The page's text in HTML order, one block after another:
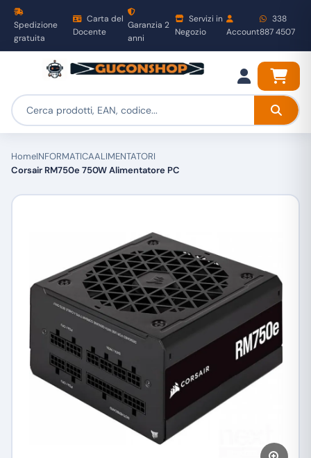
Spedizione
gratuita
Carta del
Docente
Garanzia 2
anni
Servizi in
Negozio
Account
338
887 4507
HomeINFORMATICAALIMENTATORI
Corsair RM750e 750W Alimentatore PC